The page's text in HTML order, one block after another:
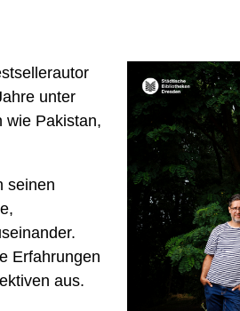
unter
wie Pakistan,
seinen
Erfahrungen
aus.